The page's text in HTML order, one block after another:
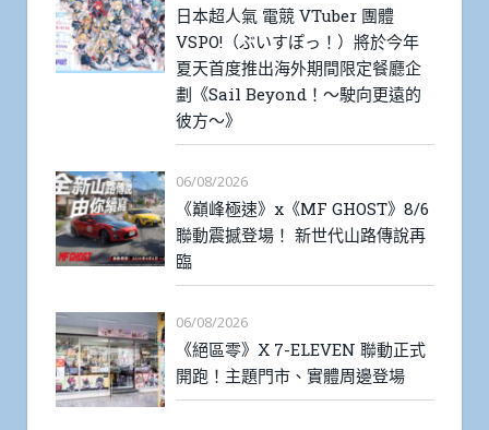
日本超人氣 電競 VTuber 團體
VSPO!（ぶいすぽっ！）將於今年
夏天首度推出海外期間限定餐廳企
劃《Sail Beyond！～駛向更遠的
彼方～》
06/08/2026
《巔峰極速》x《MF GHOST》8/6
聯動震撼登場！ 新世代山路傳說再
臨
06/08/2026
《絕區零》X 7-ELEVEN 聯動正式
開跑！主題門市、實體周邊登場